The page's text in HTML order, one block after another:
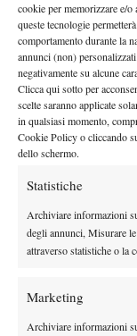
cookie per memorizzare e/
queste tecnologie
comportamento durante la
annunci (non)
negativamente su alcune
Clicca qui sotto per
scelte saranno applicate
in qualsiasi momento,
Cookie Policy o cliccando
dello schermo.
Statistiche
Archiviare informazioni
degli annunci, Misurare
attraverso statistiche o la
Marketing
Archiviare informazioni